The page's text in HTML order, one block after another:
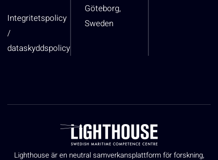
Integritetspolicy
/
dataskyddspolicy
Göteborg,
Sweden
Lighthouse är en neutral samverkansplattform för forskning,